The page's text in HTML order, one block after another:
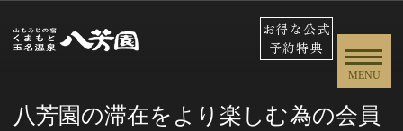
お得な公式
予約特典
MENU
八芳園の滞在をより楽しむ為の会員